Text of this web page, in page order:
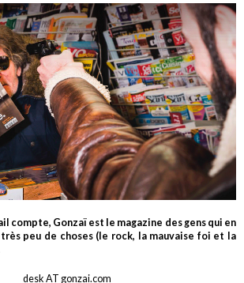
compte, Gonzaï est le magazine des gens qui en
peu de choses (le rock, la mauvaise foi et la
desk AT gonzai.com